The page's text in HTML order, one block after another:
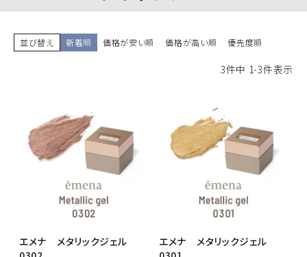
個人情報取り扱いについて
お問い合わせ
Instagram
ACCOUNT MENU
ようこそ ゲスト 様
並び替え 新着順 価格が安い順 価格が高い順 優先度順
3件中 1-3件表示
エメナ メタリックジェル
エメナ メタリックジェル